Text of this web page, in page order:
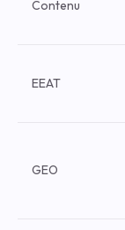
Contenu
EEAT
GEO